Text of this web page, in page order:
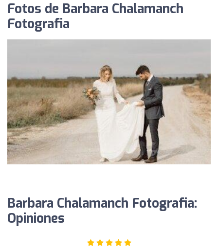
Fotos de Barbara Chalamanch
Fotografia
Barbara Chalamanch Fotografia:
Opiniones